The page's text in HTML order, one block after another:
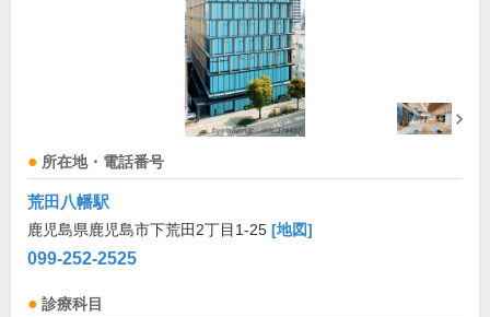
所在地・電話番号
荒田八幡駅
鹿児島県鹿児島市下荒田2丁目1-25 [地図]
099-252-2525
診療科目